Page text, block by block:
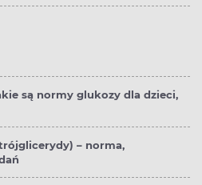
są normy glukozy dla dzieci,
– norma,